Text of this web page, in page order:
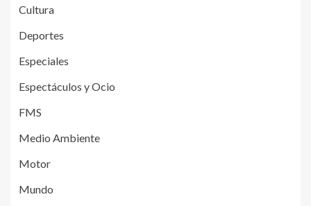
Cultura
Deportes
Especiales
Espectáculos y Ocio
FMS
Medio Ambiente
Motor
Mundo